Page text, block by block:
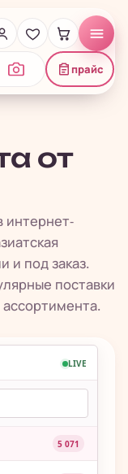
прайс
от
интернет-
и под заказ.
поставки
LIVE
5 071